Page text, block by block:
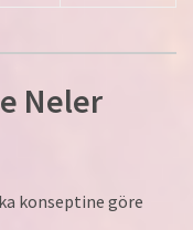
Neler
konseptine göre